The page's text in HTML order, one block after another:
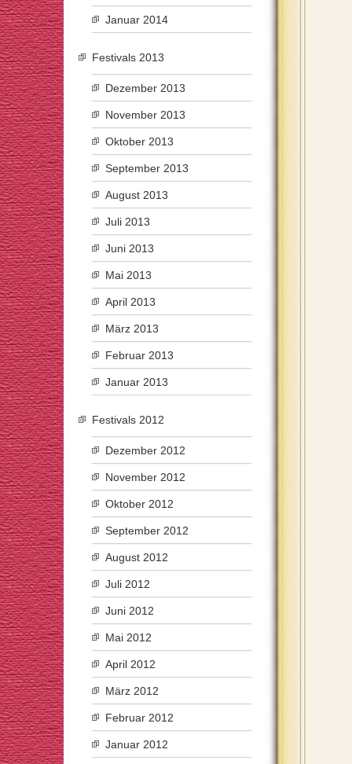
Januar 2014
Festivals 2013
Dezember 2013
November 2013
Oktober 2013
September 2013
August 2013
Juli 2013
Juni 2013
Mai 2013
April 2013
März 2013
Februar 2013
Januar 2013
Festivals 2012
Dezember 2012
November 2012
Oktober 2012
September 2012
August 2012
Juli 2012
Juni 2012
Mai 2012
April 2012
März 2012
Februar 2012
Januar 2012